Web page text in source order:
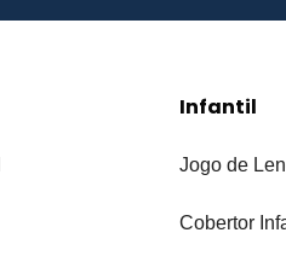
Infantil
Jogo de
Cobertor